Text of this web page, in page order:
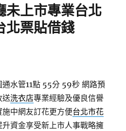
未上市專業台北
北票貼借錢
水管11點 55分 59秒 網路預
送洗衣店專業經驗及優良信譽
中網友訂花更方便台北市花
資金享受新上市人事戰略擁